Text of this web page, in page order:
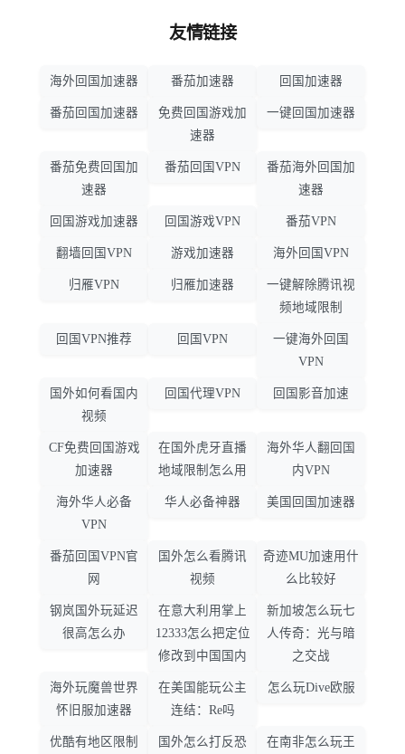
友情链接
海外回国加速器 番茄加速器 回国加速器
番茄回国加速器
免费回国游戏加
速器
一键回国加速器
番茄免费回国加
速器
番茄回国VPN
番茄海外回国加
速器
回国游戏加速器 回国游戏VPN 番茄VPN
翻墙回国VPN 游戏加速器 海外回国VPN
归雁VPN 归雁加速器
一键解除腾讯视
频地域限制
回国VPN推荐 回国VPN
一键海外回国
VPN
国外如何看国内
视频
回国代理VPN 回国影音加速
CF免费回国游戏
加速器
在国外虎牙直播
地域限制怎么用
海外华人翻回国
内VPN
海外华人必备
VPN
华人必备神器 美国回国加速器
番茄回国VPN官
网
国外怎么看腾讯
视频
奇迹MU加速用什
么比较好
钢岚国外玩延迟
很高怎么办
在意大利用掌上
12333怎么把定位
修改到中国国内
新加坡怎么玩七
人传奇：光与暗
之交战
海外玩魔兽世界
怀旧服加速器
在美国能玩公主
连结：Re吗
怎么玩Dive欧服
优酷有地区限制
国外怎么打反恐
在南非怎么玩王